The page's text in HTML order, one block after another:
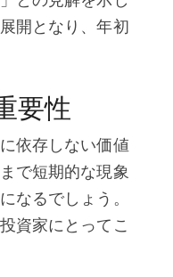
開となり、年初
要性
依存しない価値
で短期的な現象
なるでしょう。
資家にとってこ